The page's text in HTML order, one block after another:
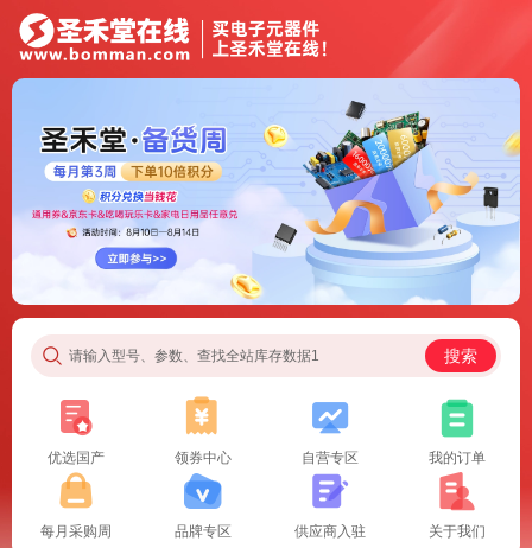
请输入型号、参数、查找全站库存数据1 搜索
优选国产 领券中心 自营专区 我的订单
每月采购周 品牌专区 供应商入驻 关于我们